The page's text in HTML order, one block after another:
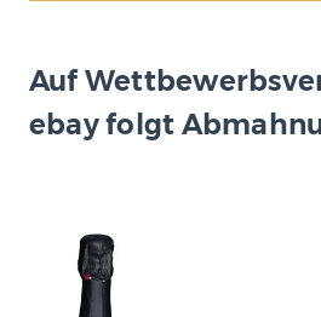
Auf
ebay folgt